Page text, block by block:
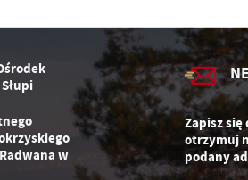
w
Zapisz
otrzymuj
podany